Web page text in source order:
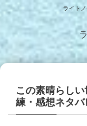
ライト
この素晴らし
練・感想ネタバ